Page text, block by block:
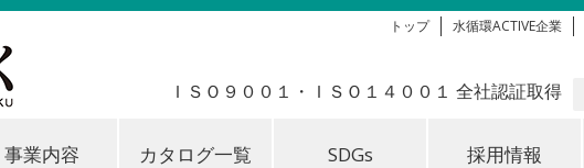
トップ 水循環ACTIVE企業
ＩＳＯ９００１・ＩＳＯ１４００１ 全社認証取得
事業内容 カタログ一覧 SDGs 採用情報